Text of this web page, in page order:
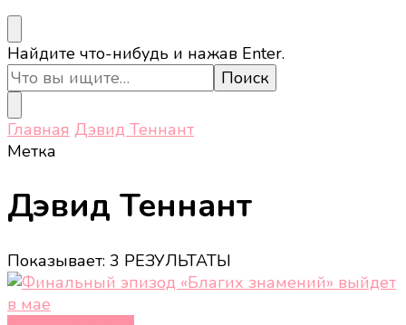
Ищите
что-
то?
Найдите что-нибудь и нажав Enter.
Главная Дэвид Теннант
Метка
Дэвид Теннант
Показывает: 3 РЕЗУЛЬТАТЫ